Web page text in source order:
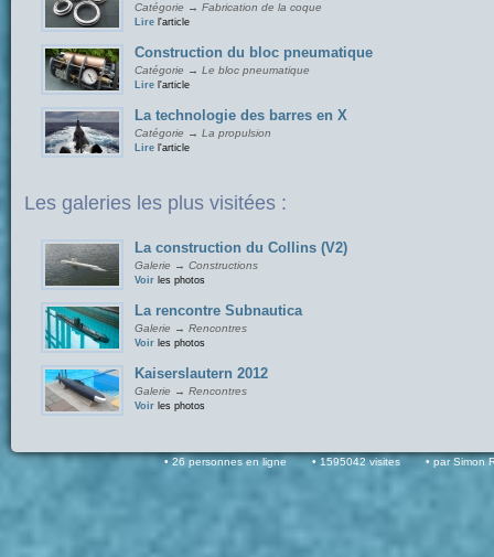
Catégorie → Fabrication de la coque
Lire l'article
Construction du bloc pneumatique
Catégorie → Le bloc pneumatique
Lire l'article
La technologie des barres en X
Catégorie → La propulsion
Lire l'article
Les galeries les plus visitées :
La construction du Collins (V2)
Galerie → Constructions
Voir les photos
La rencontre Subnautica
Galerie → Rencontres
Voir les photos
Kaiserslautern 2012
Galerie → Rencontres
Voir les photos
26 personnes en ligne 1595042 visites par Simon